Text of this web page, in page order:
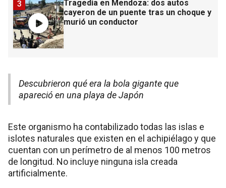
Tragedia en Mendoza: dos autos
cayeron de un puente tras un choque y
murió un conductor
3
Descubrieron qué era la bola gigante que
apareció en una playa de Japón
Este organismo ha contabilizado todas las islas e
islotes naturales que existen en el achipiélago y que
cuentan con un perímetro de al menos 100 metros
de longitud. No incluye ninguna isla creada
artificialmente.